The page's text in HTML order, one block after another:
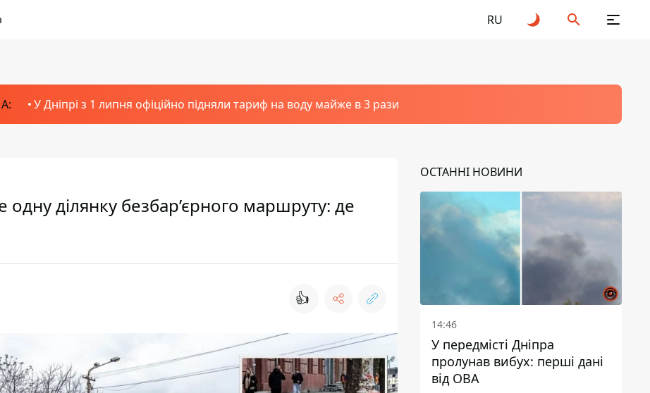
RU
У Дніпрі з 1 липня офіційно підняли тариф на воду майже в 3 рази
ділянку безбар’єрного маршруту: де
👍
ОСТАННІ НОВИНИ
14:46
У передмісті Дніпра
пролунав вибух: перші дані
від ОВА